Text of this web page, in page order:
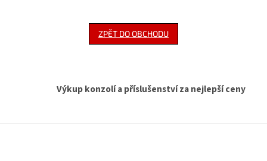
ZPĚT DO OBCHODU
Výkup konzolí a příslušenství za nejlepší ceny